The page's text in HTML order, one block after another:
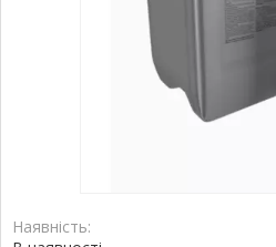
Наявність: